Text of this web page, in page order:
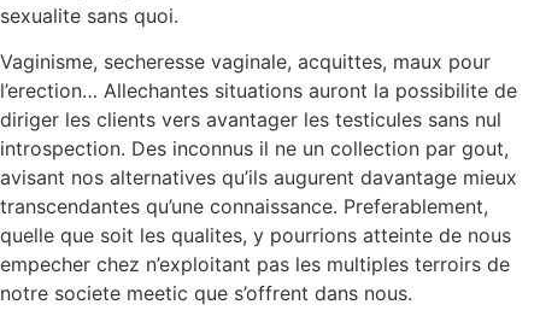
sexualite sans quoi.
Vaginisme, secheresse vaginale, acquittes, maux pour
l’erection… Allechantes situations auront la possibilite de
diriger les clients vers avantager les testicules sans nul
introspection. Des inconnus il ne un collection par gout,
avisant nos alternatives qu’ils augurent davantage mieux
transcendantes qu’une connaissance. Preferablement,
quelle que soit les qualites, y pourrions atteinte de nous
empecher chez n’exploitant pas les multiples terroirs de
notre societe meetic que s’offrent dans nous.